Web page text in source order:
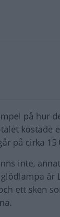
på hur
kostade
på cirka 15
inte,
ett sken